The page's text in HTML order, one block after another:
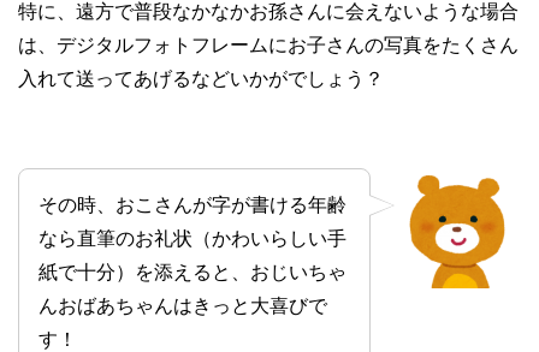
特に、遠方で普段なかなかお孫さんに会えないような場合
は、デジタルフォトフレームにお子さんの写真をたくさん
入れて送ってあげるなどいかがでしょう？
その時、おこさんが字が書ける年齢
なら直筆のお礼状（かわいらしい手
紙で十分）を添えると、おじいちゃ
んおばあちゃんはきっと大喜びで
す！